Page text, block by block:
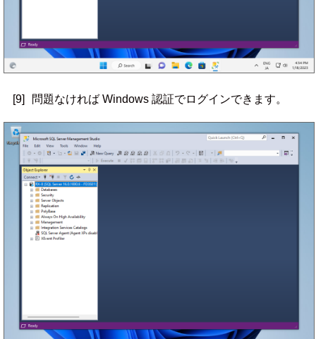
[9] 問題なければ Windows 認証でログインできます。